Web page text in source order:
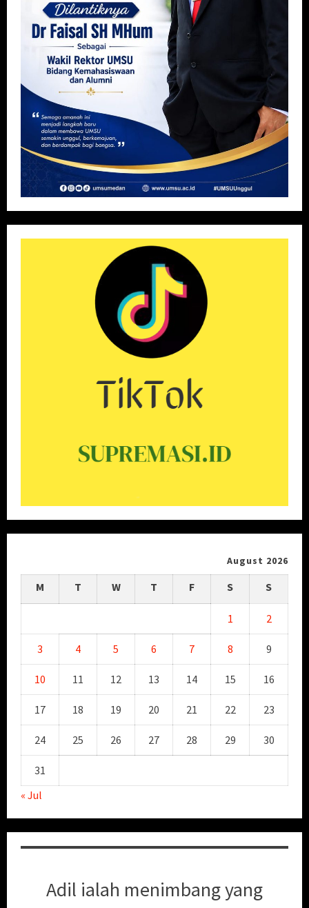
August 2026
M T W T F S S
1 2
3 4 5 6 7 8 9
10 11 12 13 14 15 16
17 18 19 20 21 22 23
24 25 26 27 28 29 30
31
« Jul
Adil ialah menimbang yang